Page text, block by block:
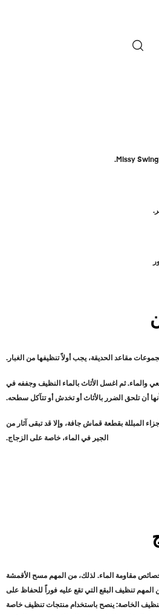
والماء. ثم اغسل الأثاث بالماء النظيف وجففه في
أن تلحق الضرر بالأثاث أو تخدش أو تتآكل سطحه.
المبللة بقطعة قماش جافة، وإلا قد تبقى آثار من
الجير في الماء، خاصة على الزجاج.
مقاومة الماء. لذلك، من المهم مسح الأقمشة
المهم تنظيف البقع التي تقع عليه فوراً للحفاظ على
الخاصة: ينصح باستخدام منتجات تنظيف خاصة